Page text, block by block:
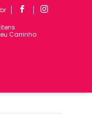
Carrinho